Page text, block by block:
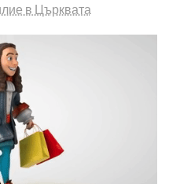
в Църквата